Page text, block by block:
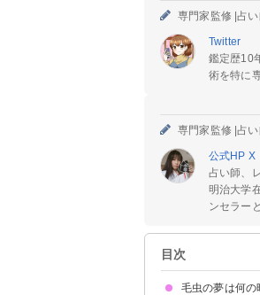
専門家監修 |占
Twitter
鑑定歴10
術を特に
専門家監修 |占
公式HP X
占い師、
明治大学
ンセラー
目次
毛虫の夢は何の